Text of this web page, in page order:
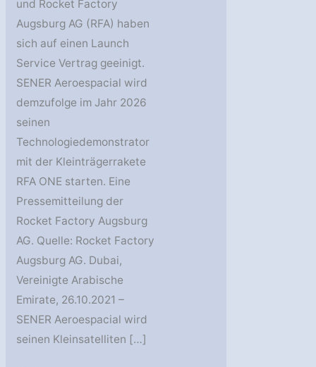
und Rocket Factory
Augsburg AG (RFA) haben
sich auf einen Launch
Service Vertrag geeinigt.
SENER Aeroespacial wird
demzufolge im Jahr 2026
seinen
Technologiedemonstrator
mit der Kleinträgerrakete
RFA ONE starten. Eine
Pressemitteilung der
Rocket Factory Augsburg
AG. Quelle: Rocket Factory
Augsburg AG. Dubai,
Vereinigte Arabische
Emirate, 26.10.2021 –
SENER Aeroespacial wird
seinen Kleinsatelliten […]